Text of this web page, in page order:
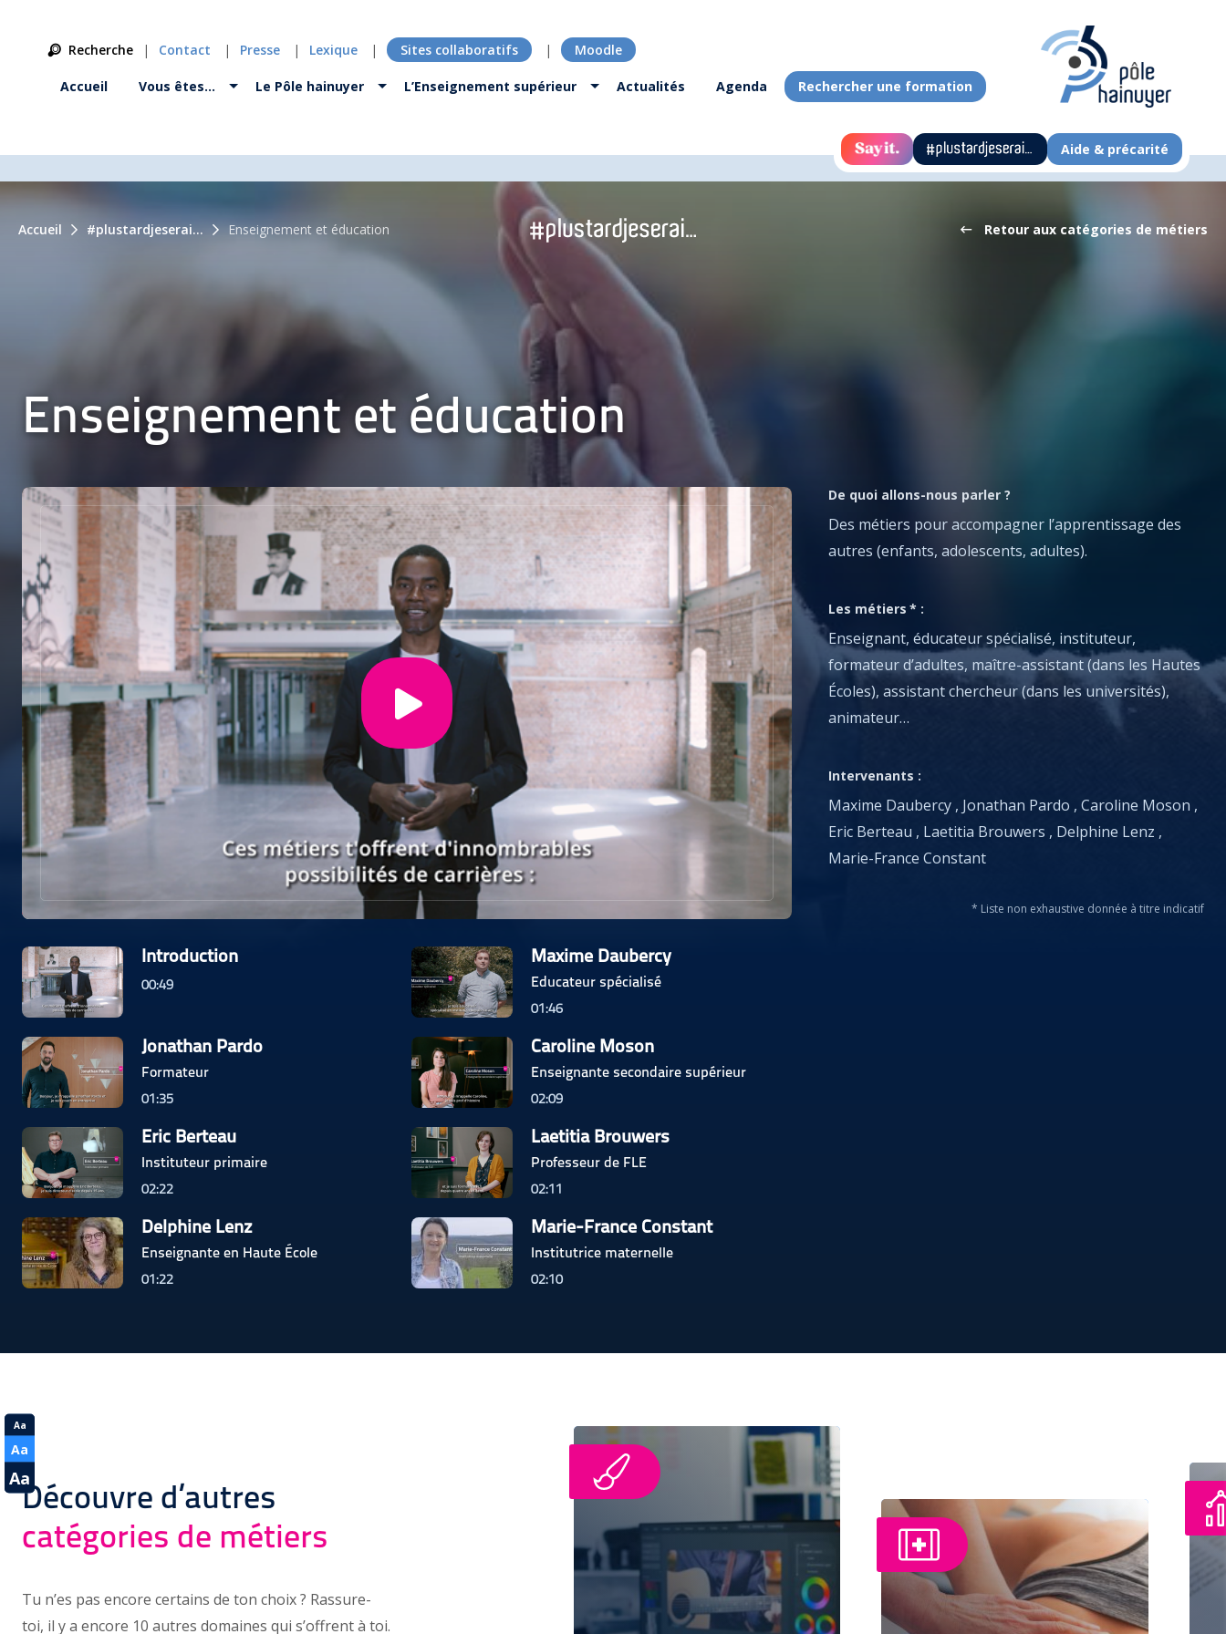
Aa
Aa
Aa
Recherche Contact Presse Lexique Sites collaboratifs Moodle
Accueil Vous êtes… Le Pôle hainuyer L’Enseignement supérieur Actualités Agenda Rechercher une formation
Aide & précarité
Accueil #plustardjeserai... Enseignement et éducation Retour aux catégories de métiers
Enseignement et éducation
De quoi allons-nous parler ?
Des métiers pour accompagner l’apprentissage des
autres (enfants, adolescents, adultes).
Les métiers * :
Enseignant, éducateur spécialisé, instituteur,
formateur d’adultes, maître-assistant (dans les Hautes
Écoles), assistant chercheur (dans les universités),
animateur…
Intervenants :
Maxime Daubercy , Jonathan Pardo , Caroline Moson ,
Eric Berteau , Laetitia Brouwers , Delphine Lenz ,
Marie-France Constant
* Liste non exhaustive donnée à titre indicatif
Introduction
00:49
Maxime Daubercy
Educateur spécialisé
01:46
Jonathan Pardo
Formateur
01:35
Caroline Moson
Enseignante secondaire supérieur
02:09
Eric Berteau
Instituteur primaire
02:22
Laetitia Brouwers
Professeur de FLE
02:11
Delphine Lenz
Enseignante en Haute École
01:22
Marie-France Constant
Institutrice maternelle
02:10
Découvre d’autres
catégories de métiers
Tu n’es pas encore certains de ton choix ? Rassure-
toi, il y a encore 10 autres domaines qui s’offrent à toi.